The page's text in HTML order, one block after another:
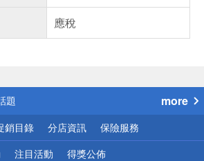
應稅
告
題
惠
區配送
頁！請小心！
more
銷目錄 分店資訊 保險服務
注目活動 得獎公佈